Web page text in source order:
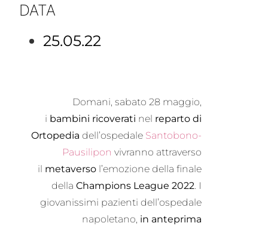
DATA
25.05.22
Domani, sabato 28 maggio,
i bambini ricoverati nel reparto di
Ortopedia dell’ospedale Santobono-
Pausilipon vivranno attraverso
il metaverso l’emozione della finale
dellaChampions League 2022 . I
giovanissimi pazienti dell’ospedale
napoletano, in anteprima